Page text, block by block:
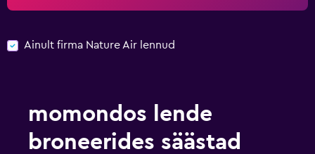
Ainult firma Nature Air lennud
momondos lende
broneerides säästad